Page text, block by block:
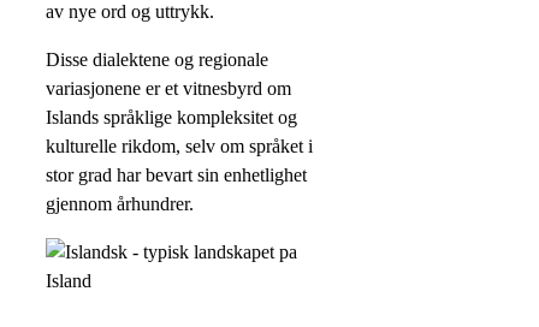
av nye ord og uttrykk.
Disse dialektene og regionale
variasjonene er et vitnesbyrd om
Islands språklige kompleksitet og
kulturelle rikdom, selv om språket i
stor grad har bevart sin enhetlighet
gjennom århundrer.